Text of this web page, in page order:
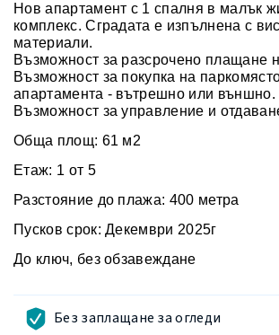
Нов апартамент с 1 спалня в малък
комплекс. Сградата е изпълнена с
материали.
Възможност за разсрочено плащане
Възможност за покупка на
апартамента - вътрешно или външно.
Възможност за управление и
Обща площ: 61 м2
Етаж: 1 от 5
Разстояние до плажа: 400 метра
Пусков срок: Декември 2025г
До ключ, без обзавеждане
Без заплащане за огледи